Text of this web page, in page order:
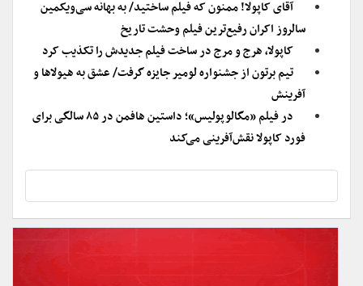
آقای کاپولا! ممنون که فیلم ساختید/ به بهانه سی‌ویکمین
سالروز اکران رفیع‌ترین فیلم وحشت تاریخ
کاپولا، هرج و مرج در ساخت فیلم جدیدش را تکذیب کرد
تیم برتون از جشنواره لومیر جایزه گرفت/ عشق به هیولاها و
آفرینش
در فیلم «مگالوپولیس»؛ داستین هافمن در ۸۵ سالگی برای
فورد کاپولا نقش‌آفرینی می‌کند